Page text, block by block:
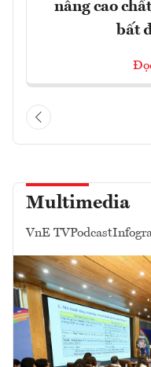
nâng cao
bất
Multimedia
VnE TVPodcast